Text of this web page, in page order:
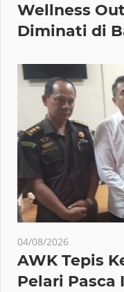
Wellness
Diminati di
04/08/2026
AWK Tepis
Pelari Pasca